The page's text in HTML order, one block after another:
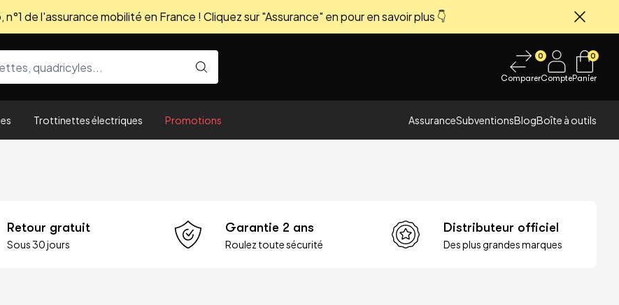
de l'assurance mobilité en France ! Cliquez sur "Assurance" en pour en savoir plus 👇
0
ComparerCompte
0
Panier
Trottinettes électriques Promotions AssuranceSubventionsBlogBoîte à outils
Retour gratuit
Sous 30 jours
Garantie 2 ans
Roulez toute sécurité
Distributeur officiel
Des plus grandes marques